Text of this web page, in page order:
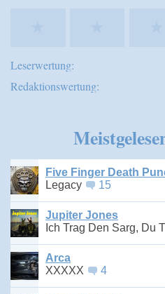
Leserwertung:
Redaktionswertung:
Five Finger Death
Legacy
15
Jupiter Jones
Ich Trag Den Sarg, Du
Arca
XXXXX
4